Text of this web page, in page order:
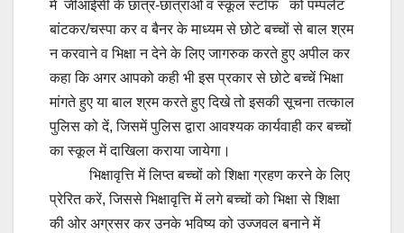
में जीआईसी के छात्र-छात्राओं व स्कूल स्टॉफ को पम्पलेट
बांटकर/चस्पा कर व बैनर के माध्यम से छोटे बच्चों से बाल श्रम
न करवाने व भिक्षा न देने के लिए जागरुक करते हुए अपील कर
कहा कि अगर आपको कही भी इस प्रकार से छोटे बच्चें भिक्षा
मांगते हुए या बाल श्रम करते हुए दिखे तो इसकी सूचना तत्काल
पुलिस को दें, जिसमें पुलिस द्वारा आवश्यक कार्यवाही कर बच्चों
का स्कूल में दाखिला कराया जायेगा।
भिक्षावृत्ति में लिप्त बच्चों को शिक्षा ग्रहण करने के लिए
प्रेरित करें, जिससे भिक्षावृत्ति में लगे बच्चों को भिक्षा से शिक्षा
की ओर अग्रसर कर उनके भविष्य को उज्जवल बनाने में